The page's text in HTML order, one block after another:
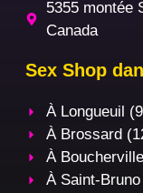
5355 montée
Canada
Sex Shop
À Longueuil
À Brossard
À
À Saint-